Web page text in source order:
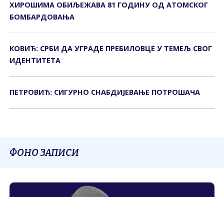
ХИРОШИМА ОБИЉЕЖАВА 81 ГОДИНУ ОД АТОМСКОГ
БОМБАРДОВАЊА
КОВИЋ: СРБИ ДА УГРАДЕ ПРЕБИЛОВЦЕ У ТЕМЕЉ СВОГ
ИДЕНТИТЕТА
ПЕТРОВИЋ: СИГУРНО СНАБДИЈЕВАЊЕ ПОТРОШАЧА
ФОНО ЗАПИСИ